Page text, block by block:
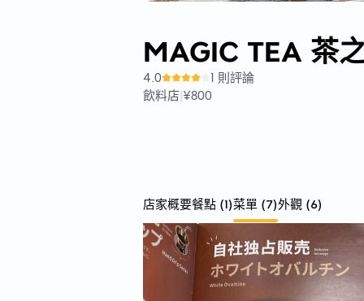
MAGIC TEA 茶
4.0
1 則評論
飲料店|¥800
店家概要餐點 (1)菜單 (7)外觀 (6)